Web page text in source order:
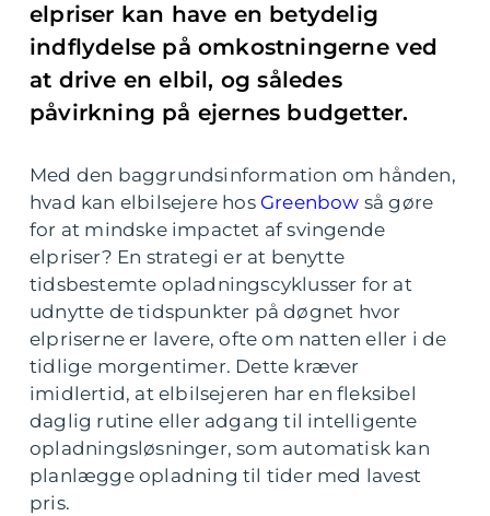
elpriser kan have en betydelig
indflydelse på omkostningerne ved
at drive en elbil, og således
påvirkning på ejernes budgetter.
Med den baggrundsinformation om hånden,
hvad kan elbilsejere hos Greenbow så gøre
for at mindske impactet af svingende
elpriser? En strategi er at benytte
tidsbestemte opladningscyklusser for at
udnytte de tidspunkter på døgnet hvor
elpriserne er lavere, ofte om natten eller i de
tidlige morgentimer. Dette kræver
imidlertid, at elbilsejeren har en fleksibel
daglig rutine eller adgang til intelligente
opladningsløsninger, som automatisk kan
planlægge opladning til tider med lavest
pris.